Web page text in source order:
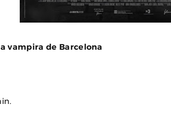
vampira de Barcelona